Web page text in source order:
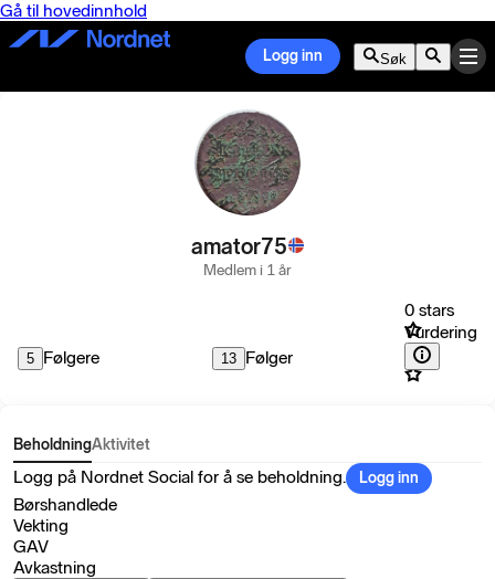
Gå til hovedinnhold
Logg inn Søk
amator75
Medlem i 1 år
5 Følgere 13 Følger
0 stars
Vurdering
BeholdningAktivitet
Logg på Nordnet Social for å se beholdning. Logg inn
Børshandlede
Vekting
GAV
Avkastning